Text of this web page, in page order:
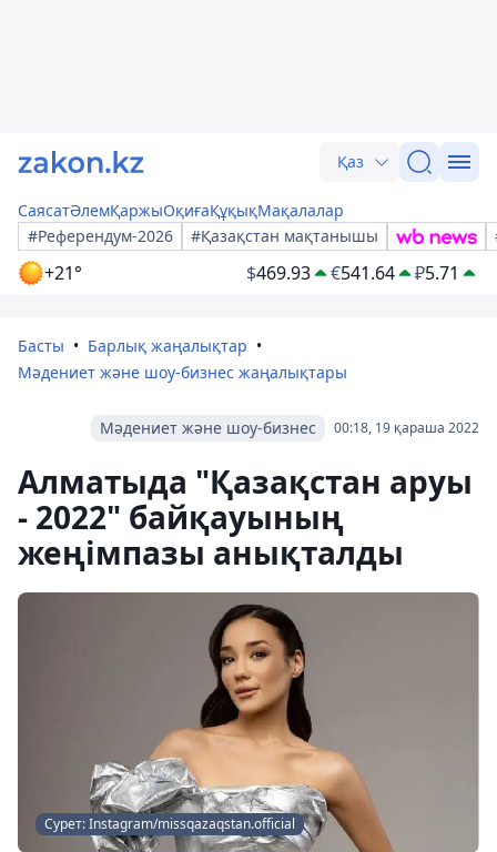
Қаз
СаясатӘлемҚаржыОқиғаҚұқықМақалалар
#Референдум-2026
#Қазақстан мақтанышы
+21° $469.93 €541.64 ₽5.71
Басты
Барлық жаңалықтар
Мәдениет және шоу-бизнес жаңалықтары
00:18, 19 қараша 2022
Мәдениет және шоу-бизнес
Алматыда "Қазақстан аруы
- 2022" байқауының
жеңімпазы анықталды
Сурет: Instagram/missqazaqstan.official